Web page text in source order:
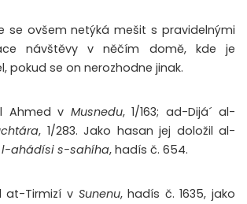
se ovšem netýká mešit s pravidelnými
návštěvy v něčím domě, kde je
pokud se on nerozhodne jinak.
Ahmed v Musnedu, 1/163; ad-Dijá´ al-
, 1/283. Jako hasan jej doložil al-
l-ahádísi s-sahíha, hadís č. 654.
at-Tirmizí v Sunenu, hadís č. 1635, jako